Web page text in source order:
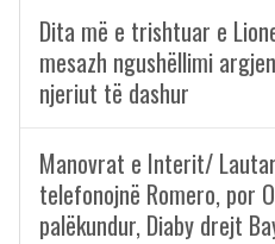
Dita më e trishtuar e
mesazh ngushëllimi
njeriut të dashur
Manovrat e Interit/
telefonojnë Romero, por
palëkundur, Diaby drejt